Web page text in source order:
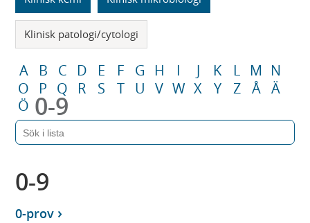
Klinisk patologi/cytologi
A B C D E F G H I J K L M N
O
P Q R S T U V W X Y Z Å Ä
Ö 0-9
0-9
0-prov